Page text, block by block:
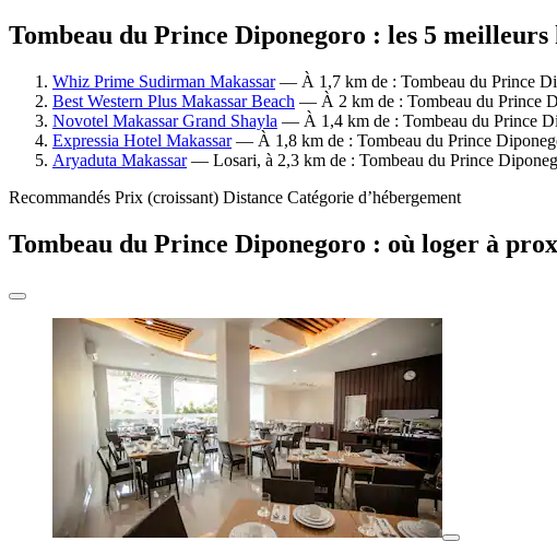
Tombeau du Prince Diponegoro : les 5
Whiz Prime Sudirman Makassar— À 1,7 km de : Tombeau du Prince
Best Western Plus Makassar Beach — À 2 km de : Tombeau du Prince
Novotel Makassar Grand Shayla — À 1,4 km de : Tombeau du Prince
Expressia Hotel Makassar— À 1,8 km de : Tombeau du Prince
Aryaduta Makassar— Losari, à 2,3 km de : Tombeau du Prince
Recommandés Prix (croissant) Distance Catégorie d’hébergement
Tombeau du Prince Diponegoro : où loger à